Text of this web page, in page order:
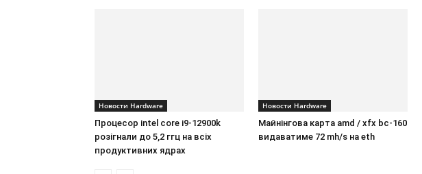
Новости Hardware
Процесор intel core i9-12900k
розігнали до 5,2 ггц на всіх
продуктивних ядрах
Новости Hardware
Майнінгова карта amd / xfx bc-160
видаватиме 72 mh/s на eth